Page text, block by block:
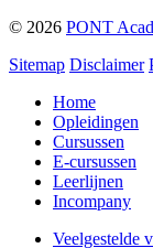
© 2026 PONT
Sitemap Disclaimer
Home
Opleidingen
Cursussen
E-cursussen
Leerlijnen
Incompany
Veelgestelde